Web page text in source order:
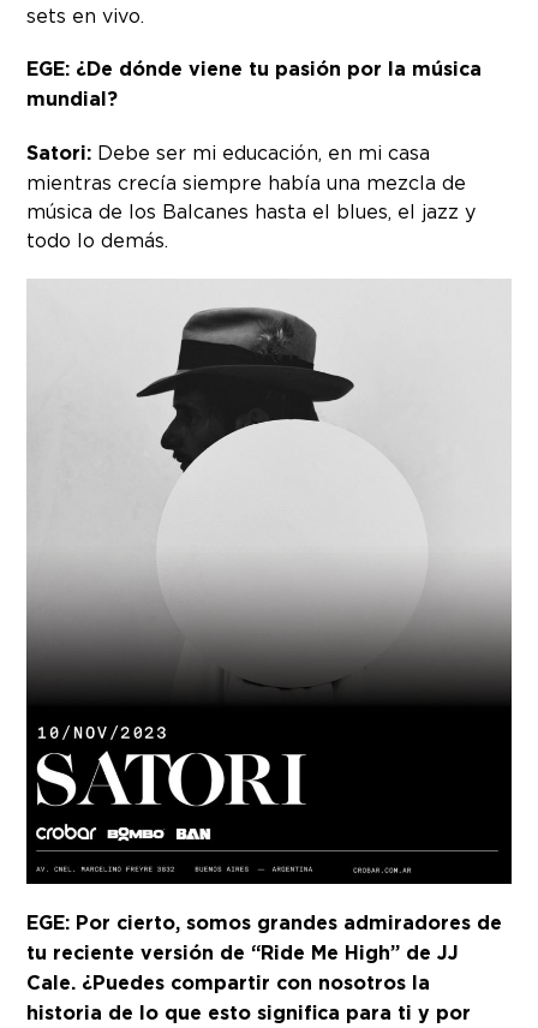
sets en vivo.
EGE: ¿De dónde viene tu pasión por la música
mundial?
Satori: Debe ser mi educación, en mi casa
mientras crecía siempre había una mezcla de
música de los Balcanes hasta el blues, el jazz y
todo lo demás.
EGE: Por cierto, somos grandes admiradores de
tu reciente versión de “Ride Me High” de JJ
Cale. ¿Puedes compartir con nosotros la
historia de lo que esto significa para ti y por